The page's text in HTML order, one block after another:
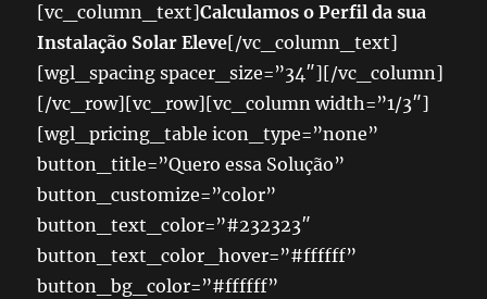
[vc_column_text]Calculamos o Perfil da sua
Instalação Solar Eleve[/vc_column_text]
[wgl_spacing spacer_size=”34″][/vc_column]
[/vc_row][vc_row][vc_column width=”1/3″]
[wgl_pricing_table icon_type=”none”
button_title=”Quero essa Solução”
button_customize=”color”
button_text_color=”#232323″
button_text_color_hover=”#ffffff”
button_bg_color=”#ffffff”